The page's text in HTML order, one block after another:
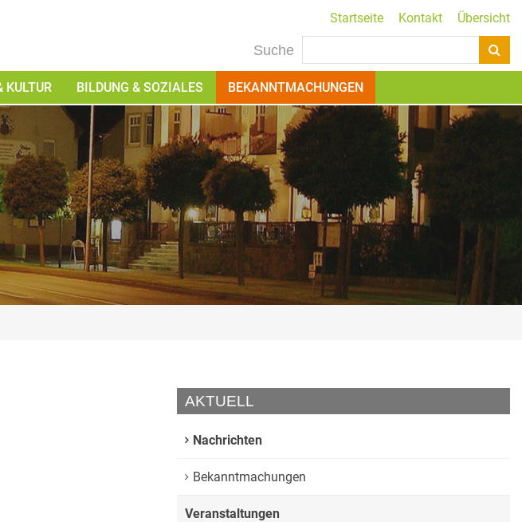
Startseite Kontakt Übersicht
Suche
KULTUR BILDUNG & SOZIALES BEKANNTMACHUNGEN
AKTUELL
Nachrichten
Bekanntmachungen
Veranstaltungen